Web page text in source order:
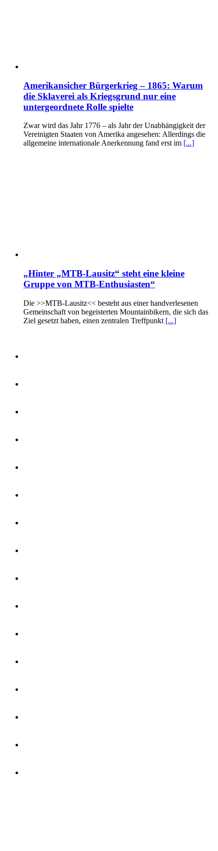
Amerikansicher Bürgerkrieg – 1865: Warum
die Sklaverei als Kriegsgrund nur eine
untergeordnete Rolle spielte
Zwar wird das Jahr 1776 – als Jahr der Unabhängigkeit der
Vereinigten Staaten von Amerika angesehen: Allerdings die
allgemeine internationale Anerkennung fand erst im [...]
„Hinter „MTB-Lausitz“ steht eine kleine
Gruppe von MTB-Enthusiasten“
Die >>MTB-Lausitz<< besteht aus einer handverlesenen
Gemeinschaft von begeisterten Mountainbikern, die sich das
Ziel gesetzt haben, einen zentralen Treffpunkt [...]